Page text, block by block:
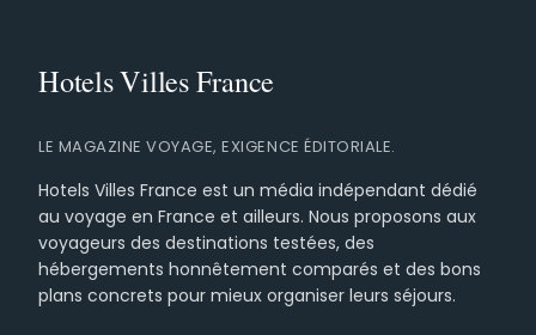
LE MAGAZINE VOYAGE, EXIGENCE ÉDITORIALE.
Hotels Villes France est un média indépendant dédié
au voyage en France et ailleurs. Nous proposons aux
voyageurs des destinations testées, des
hébergements honnêtement comparés et des bons
plans concrets pour mieux organiser leurs séjours.